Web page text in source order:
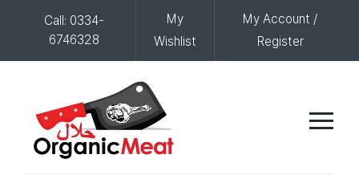
Call: 0334-
6746328
My
Wishlist
My Account /
Register